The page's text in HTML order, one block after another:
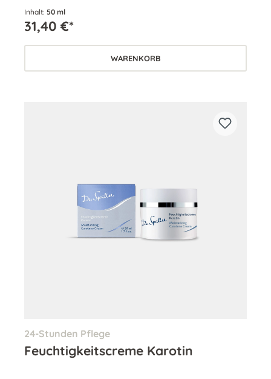
Inhalt: 50 ml
31,40 €*
WARENKORB
24-Stunden Pflege
Feuchtigkeitscreme Karotin